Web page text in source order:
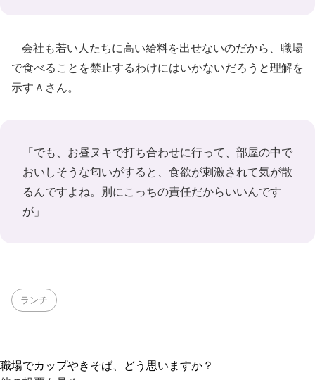
会社も若い人たちに高い給料を出せないのだから、職場
で食べることを禁止するわけにはいかないだろうと理解を
示すＡさん。
「でも、お昼ヌキで打ち合わせに行って、部屋の中で
おいしそうな匂いがすると、食欲が刺激されて気が散
るんですよね。別にこっちの責任だからいいんです
が」
ランチ
職場でカップやきそば、どう思いますか？